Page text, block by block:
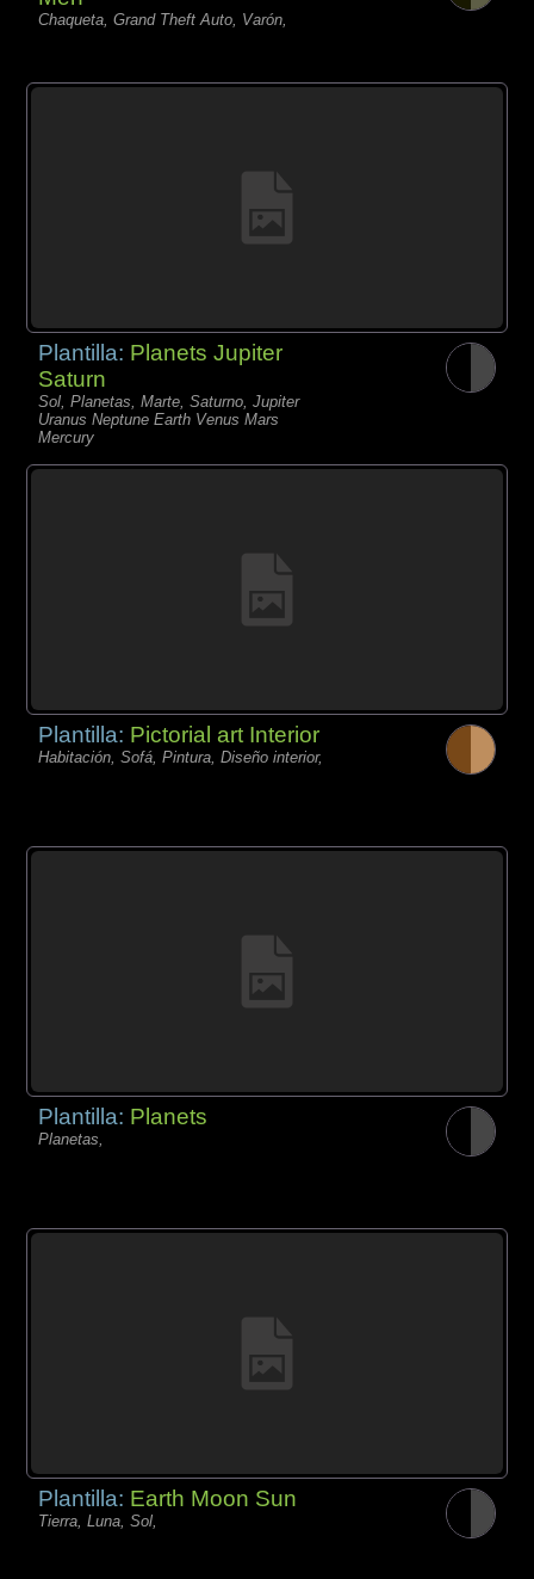
Chaqueta, Grand Theft Auto, Varón,
Plantilla: Planets Jupiter
Saturn
Sol, Planetas, Marte, Saturno, Jupiter
Uranus Neptune Earth Venus Mars
Mercury
Plantilla: Pictorial art Interior
Habitación, Sofá, Pintura, Diseño interior,
Plantilla: Planets
Planetas,
Plantilla: Earth Moon Sun
Tierra, Luna, Sol,